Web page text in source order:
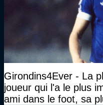
Girondins4Ever - La
joueur qui l'a le plus
ami dans le foot, sa